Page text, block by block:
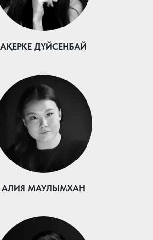
АҚЕРКЕ ДҮЙСЕНБАЙ
АЛИЯ МАУЛЫМХАН